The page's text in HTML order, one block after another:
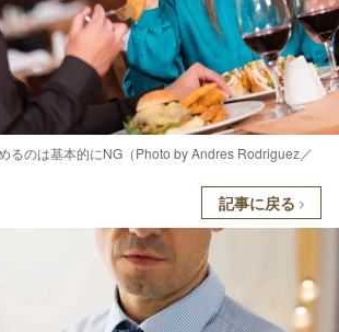
るのは基本的にNG（Photo by Andres Rodriguez／
記事に戻る